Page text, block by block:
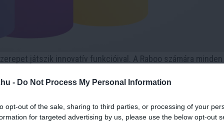
- Do Not Process My Personal Information
opt-out of the sale, sharing to third parties, or processing of your
for targeted advertising by us, please use the below opt-out
játszik innovatív funkcióival. A Raboo számára
világban is értéket teremt. Célja, hogy 2024 egyik vezető
Olvass tovább, hogy többet megtudj.